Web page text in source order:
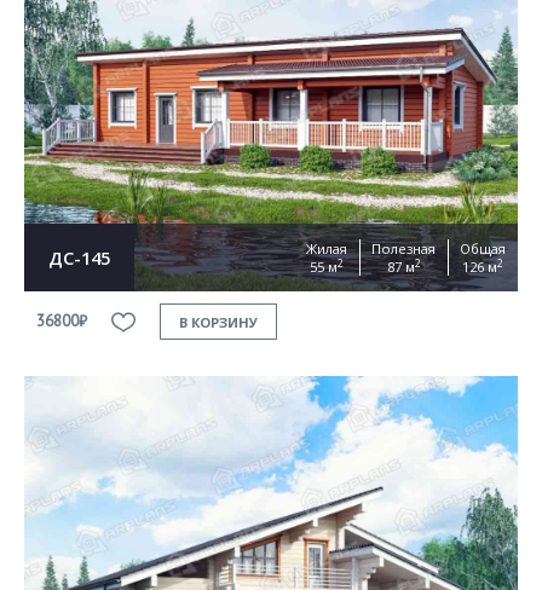
ДС-145
Жилая
55 м2
Полезная
87 м2
Общая
126 м2
36800₽ В КОРЗИНУ